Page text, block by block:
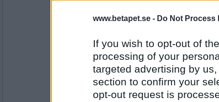
www.betapet.se - Do Not Process
If you wish to opt-out of
processing of your
targeted advertising by
section to confirm your
opt-out request is
Antal inlägg: 363
eva-leva
fullmåne